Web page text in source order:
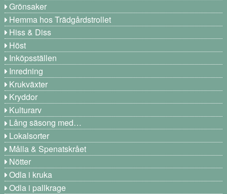
Grönsaker
Hemma hos Trädgårdstrollet
Hiss & Diss
Höst
Inköpsställen
Inredning
Krukväxter
Kryddor
Kulturarv
Lång säsong med…
Lokalsorter
Målla & Spenatskrået
Nötter
Odla i kruka
Odla i pallkrage